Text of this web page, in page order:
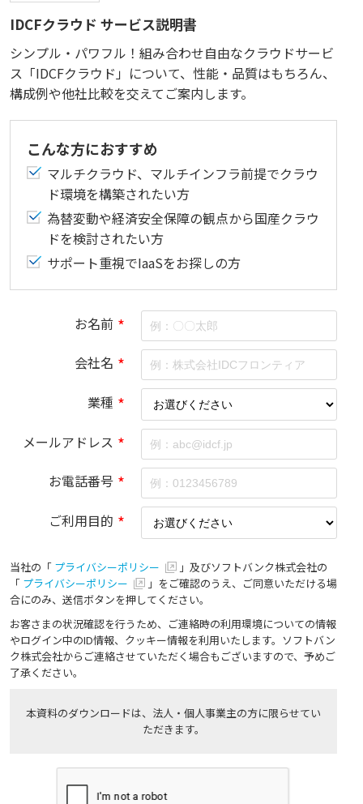
IDCFクラウド サービス説明書
シンプル・パワフル！組み合わせ自由なクラウドサービ
ス「IDCFクラウド」について、性能・品質はもちろん、
構成例や他社比較を交えてご案内します。
こんな方におすすめ
マルチクラウド、マルチインフラ前提でクラウ
ド環境を構築されたい方
為替変動や経済安全保障の観点から国産クラウ
ドを検討されたい方
サポート重視でIaaSをお探しの方
お名前 *
会社名 *
業種 *
メールアドレス *
お電話番号 *
ご利用目的 *
当社の「 プライバシーポリシー
」及びソフトバンク株式会社の
「 プライバシーポリシー
」をご確認のうえ、ご同意いただける場
合にのみ、送信ボタンを押してください。
お客さまの状況確認を行うため、ご連絡時の利用環境についての情報
やログイン中のID情報、クッキー情報を利用いたします。ソフトバン
ク株式会社からご連絡させていただく場合もございますので、予めご
了承ください。
本資料のダウンロードは、法人・個人事業主の方に限らせてい
ただきます。